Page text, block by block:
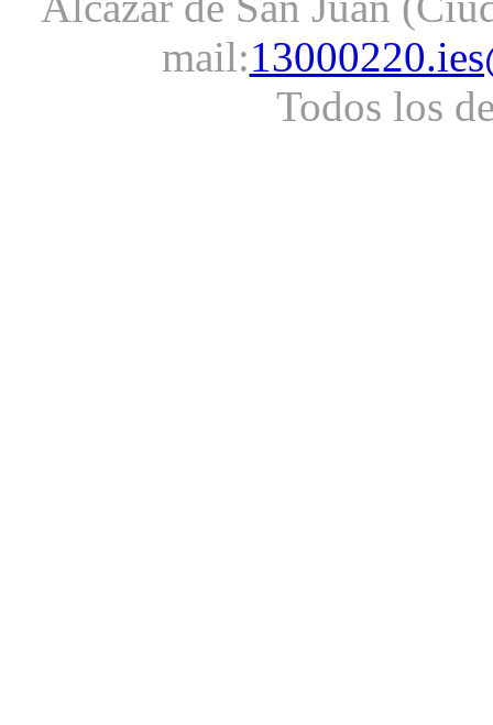
mail:
Todos los